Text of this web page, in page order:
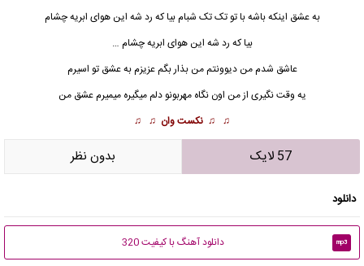
به عشق اینکه باشه با تو تک تک شبام بیا که رد شه این هوای ابریه چشام
بیا که رد شه این هوای ابریه چشام …
عاشق شدم من دیوونتم من بذار بگم عزیزم به عشق تو اسیرم
یه وقت نگیری از من اون نگاه مهربونو دلم میگیره میمیرم عشق من
♫ ♫ نکست وان ♫ ♫
57 لایک بدون نظر
دانلود
mp3 دانلود آهنگ با کیفیت 320